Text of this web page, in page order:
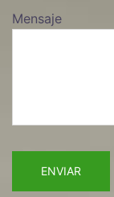
Mensaje